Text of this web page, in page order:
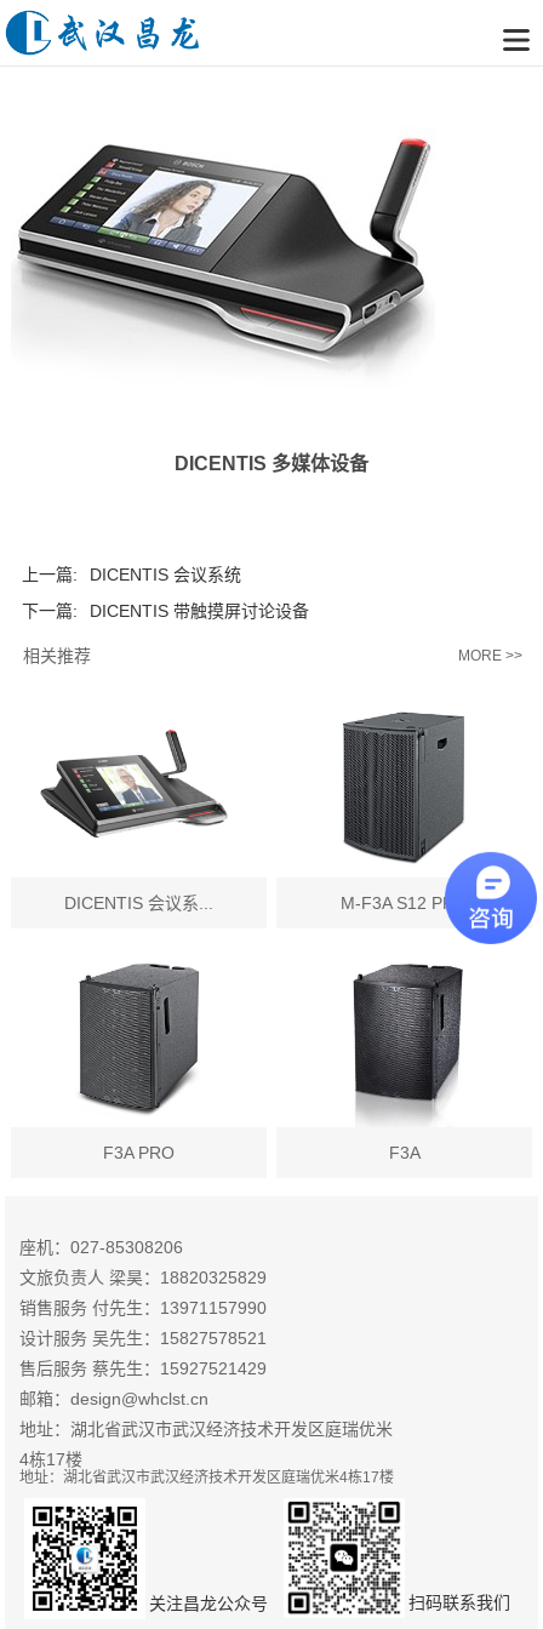
DICENTIS 多媒体设备
上一篇:
DICENTIS 会议系统
下一篇:
DICENTIS 带触摸屏讨论设备
相关推荐 MORE >>
DICENTIS 会议系... M-F3A S12 PR...
F3A PRO F3A
座机：027-85308206
文旅负责人 梁昊：18820325829
销售服务 付先生：13971157990
设计服务 吴先生：15827578521
售后服务 蔡先生：15927521429
邮箱：design@whclst.cn
地址：湖北省武汉市武汉经济技术开发区庭瑞优米
4栋17楼
地址：湖北省武汉市武汉经济技术开发区庭瑞优米4栋17楼
关注昌龙公众号 扫码联系我们